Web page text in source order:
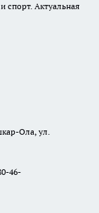
спорт. Актуальная
Ола, ул.
46-